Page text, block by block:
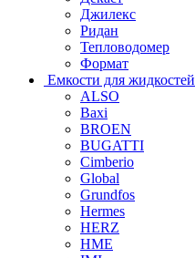
Джилекс
Ридан
Тепловодомер
Формат
Емкости для жидкостей
ALSO
Baxi
BROEN
BUGATTI
Cimberio
Global
Grundfos
Hermes
HERZ
HME